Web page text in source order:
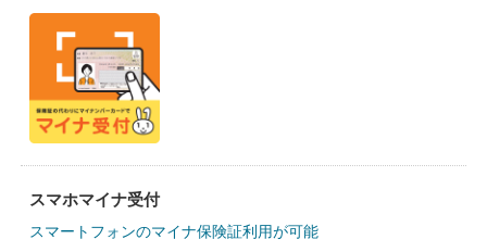
スマホマイナ受付
スマートフォンのマイナ保険証利用が可能